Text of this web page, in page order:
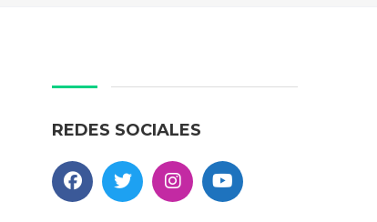
REDES SOCIALES